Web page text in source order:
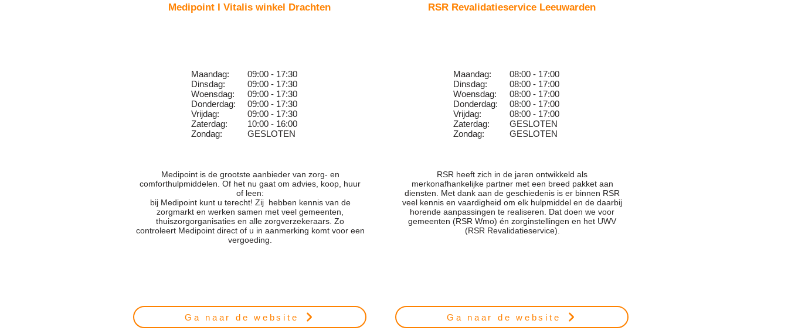
Medipoint I Vitalis winkel Drachten
Maandag:
Dinsdag:
Woensdag:
Donderdag:
Vrijdag:
Zaterdag:
Zondag:
09:00 - 17:30
09:00 - 17:30
09:00 - 17:30
09:00 - 17:30
09:00 - 17:30
10:00 - 16:00
GESLOTEN
Medipoint is de grootste aanbieder van zorg- en
comforthulpmiddelen. Of het nu gaat om advies, koop, huur
of leen:
bij Medipoint kunt u terecht! Zij hebben kennis van de
zorgmarkt en werken samen met veel gemeenten,
thuiszorgorganisaties en alle zorgverzekeraars. Zo
controleert Medipoint direct of u in aanmerking komt voor een
vergoeding.
Ga naar de website
RSR Revalidatieservice Leeuwarden
Maandag:
Dinsdag:
Woensdag:
Donderdag:
Vrijdag:
Zaterdag:
Zondag:
08:00 - 17:00
08:00 - 17:00
08:00 - 17:00
08:00 - 17:00
08:00 - 17:00
GESLOTEN
GESLOTEN
RSR heeft zich in de jaren ontwikkeld als
merkonafhankelijke partner met een breed pakket aan
diensten. Met dank aan de geschiedenis is er binnen RSR
veel kennis en vaardigheid om elk hulpmiddel en de daarbij
horende aanpassingen te realiseren. Dat doen we voor
gemeenten (RSR Wmo) én zorginstellingen en het UWV
(RSR Revalidatieservice).
Ga naar de website